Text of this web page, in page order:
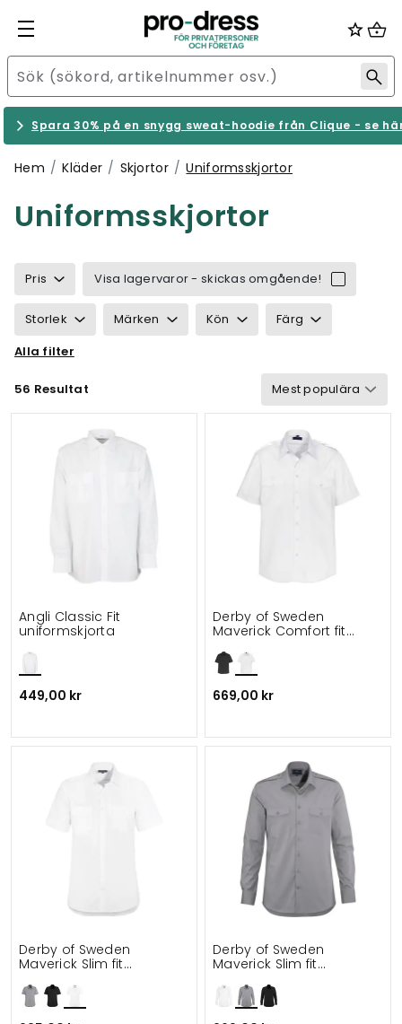
Spara 30% på en snygg sweat-hoodie från Clique - se
Hem Kläder Skjortor Uniformsskjortor
Uniformsskjortor
Pris Visa lagervaror - skickas omgående!
Storlek Märken Kön Färg
Egenskaper
Användningsområde
Alla filter
56 Resultat
Angli Classic Fit
uniformskjorta
449,00 kr
Derby of Sweden
Maverick Comfort fit
669,00 kr
Derby of Sweden
Maverick Slim fit
Derby of Sweden
Maverick Slim fit